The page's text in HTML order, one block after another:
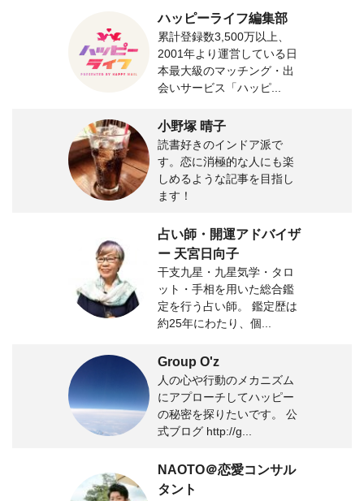
ハッピーライフ編集部
累計登録数3,500万以上、
2001年より運営している日
本最大級のマッチング・出
会いサービス「ハッピ...
小野塚 晴子
読書好きのインドア派で
す。恋に消極的な人にも楽
しめるような記事を目指し
ます！
占い師・開運アドバイザ
ー 天宮日向子
干支九星・九星気学・タロ
ット・手相を用いた総合鑑
定を行う占い師。 鑑定歴は
約25年にわたり、個...
Group O'z
人の心や行動のメカニズム
にアプローチしてハッピー
の秘密を探りたいです。 公
式ブログ http://g...
NAOTO＠恋愛コンサル
タント